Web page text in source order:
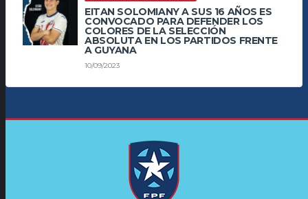
EITAN SOLOMIANY A SUS 16 AÑOS ES
CONVOCADO PARA DEFENDER LOS
COLORES DE LA SELECCIÓN
ABSOLUTA EN LOS PARTIDOS FRENTE
A GUYANA
10/09/2023